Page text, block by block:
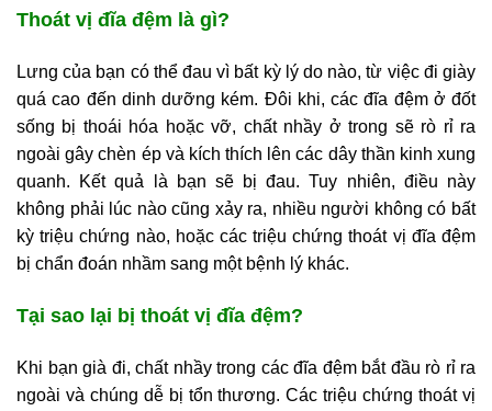
Thoát vị đĩa đệm là gì?
Lưng của bạn có thể đau vì bất kỳ lý do nào, từ việc đi giày
quá cao đến dinh dưỡng kém. Đôi khi, các đĩa đệm ở đốt
sống bị thoái hóa hoặc vỡ, chất nhầy ở trong sẽ rò rỉ ra
ngoài gây chèn ép và kích thích lên các dây thần kinh xung
quanh. Kết quả là bạn sẽ bị đau. Tuy nhiên, điều này
không phải lúc nào cũng xảy ra, nhiều người không có bất
kỳ triệu chứng nào, hoặc các triệu chứng thoát vị đĩa đệm
bị chẩn đoán nhầm sang một bệnh lý khác.
Tại sao lại bị thoát vị đĩa đệm?
Khi bạn già đi, chất nhầy trong các đĩa đệm bắt đầu rò rỉ ra
ngoài và chúng dễ bị tổn thương. Các triệu chứng thoát vị